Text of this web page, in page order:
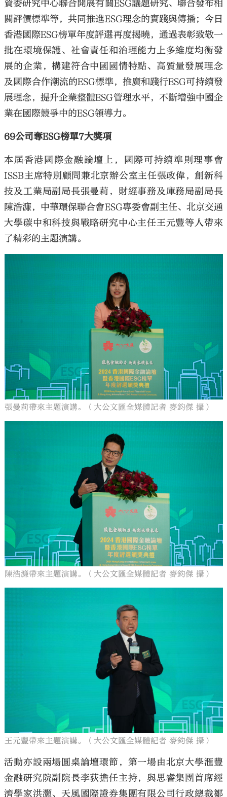
資委研究中心聯合開展有關ESG議題研究、聯合發布相
關評價標準等，共同推進ESG理念的實踐與傳播；今日
香港國際ESG榜單年度評選再度揭曉，通過表彰致敬一
批在環境保護、社會責任和治理能力上多維度均衡發
展的企業，構建符合中國國情特點、高質量發展理念
及國際合作潮流的ESG標準，推廣和踐行ESG可持續發
展理念，提升企業整體ESG管理水平，不斷增強中國企
業在國際競爭中的ESG領導力。
69公司奪ESG榜單7大獎項
本屆香港國際金融論壇上，國際可持續準則理事會
ISSB主席特別顧問兼北京辦公室主任張政偉，創新科
技及工業局副局長張曼莉，財經事務及庫務局副局長
陳浩濂，中華環保聯合會ESG專委會副主任、北京交通
大學碳中和科技與戰略研究中心主任王元豐等人帶來
了精彩的主題演講。
張曼莉帶來主題演講。（大公文匯全媒體記者 麥鈞傑 攝）
陳浩濂帶來主題演講。（大公文匯全媒體記者 麥鈞傑 攝）
王元豐帶來主題演講。（大公文匯全媒體記者 麥鈞傑 攝）
活動亦設兩場圓桌論壇環節，第一場由北京大學滙豐
金融研究院副院長李荻擔任主持，與思睿集團首席經
濟學家洪灝、天風國際證券集團有限公司行政總裁鄒